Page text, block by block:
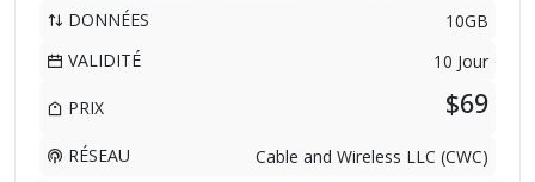
DONNÉES
10GB
VALIDITÉ
10 Jour
PRIX $69
RÉSEAU Cable and Wireless LLC (CWC)